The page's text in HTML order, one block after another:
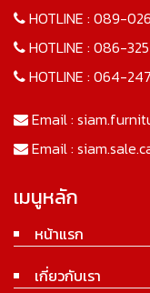
HOTLINE : 089-
HOTLINE : 086-
HOTLINE : 064-
Email :
Email :
เมนูหลัก
หน้าแรก
เกี่ยวกับเรา